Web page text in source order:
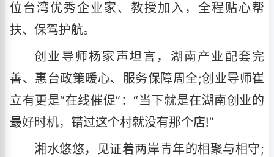
位台湾优秀企业家、教授加入，全程贴心帮
扶、保驾护航。
创业导师杨家声坦言，湖南产业配套完
善、惠台政策暖心、服务保障周全;创业导师崔
立有更是“在线催促”：“当下就是在湖南创业的
最好时机，错过这个村就没有那个店!”
湘水悠悠，见证着两岸青年的相聚与相守;